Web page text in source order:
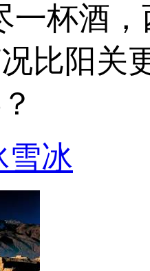
一杯酒
比阳关
雪冰